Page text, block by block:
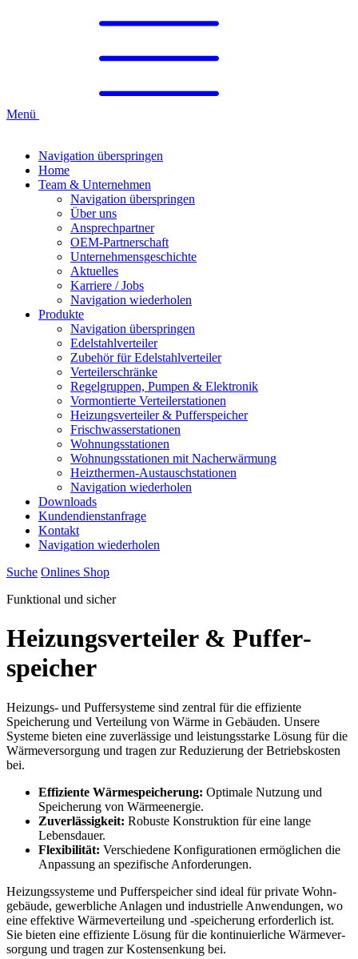
Menü
Navigation überspringen
Home
Team & Unternehmen
Navigation überspringen
Über uns
Ansprechpartner
OEM-Partnerschaft
Unternehmensgeschichte
Aktuelles
Karriere / Jobs
Navigation wiederholen
Produkte
Navigation überspringen
Edelstahlverteiler
Zubehör für Edelstahlverteiler
Verteilerschränke
Regelgruppen, Pumpen & Elektronik
Vormontierte Verteilerstationen
Heizungsverteiler & Pufferspeicher
Frischwasserstationen
Wohnungsstationen
Wohnungsstationen mit Nacherwärmung
Heizthermen-Austauschstationen
Navigation wiederholen
Downloads
Kundendienstanfrage
Kontakt
Navigation wiederholen
Suche Onlines Shop
Funktional und sicher
Heizungs­verteiler & Puffer­
speicher
Heizungs- und Puffer­systeme sind zentral für die effiziente
Speicherung und Verteilung von Wärme in Gebäuden. Unsere
Systeme bieten eine zuver­lässige und leistungs­starke Lösung für die
Wärme­versorgung und tragen zur Reduzierung der Betriebs­kosten
bei.
Effiziente Wärme­speicherung: Optimale Nutzung und
Speicherung von Wärme­energie.
Zuver­lässig­keit: Robuste Konstruktion für eine lange
Lebensdauer.
Flexibilität: Verschiedene Konfigurationen ermöglichen die
Anpassung an spezifische Anforderungen.
Heizungs­systeme und Puffer­speicher sind ideal für private Wohn­
gebäude, gewerbliche Anlagen und industrielle An­wendungen, wo
eine effektive Wärme­ver­teilung und -speicherung erforderlich ist.
Sie bieten eine effiziente Lösung für die kontinuierliche Wärme­ver­
sorgung und tragen zur Kosten­senkung bei.